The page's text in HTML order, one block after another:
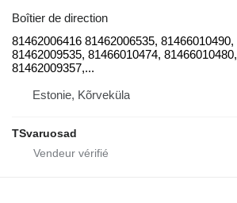
Boîtier de direction
81462006416 81462006535, 81466010490,
81462009535, 81466010474, 81466010480,
81462009357,...
Estonie, Kõrveküla
TSvaruosad